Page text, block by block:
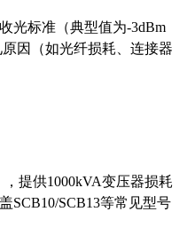
光标准（典型值为-3dBm
因（如光纤损耗、连接器
提供1000kVA变压器损耗
SCB10/SCB13等常见型号